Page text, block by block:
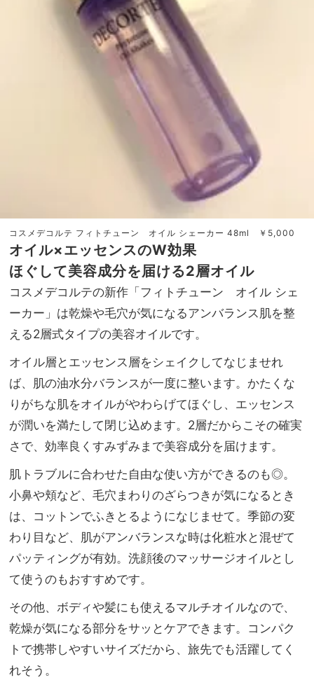
コスメデコルテ フィトチューン オイル シェーカー 48ml ￥5,000
オイル×エッセンスのW効果
ほぐして美容成分を届ける2層オイル
コスメデコルテの新作「フィトチューン オイル シェ
ーカー」は乾燥や毛穴が気になるアンバランス肌を整
える2層式タイプの美容オイルです。
オイル層とエッセンス層をシェイクしてなじませれ
ば、肌の油水分バランスが一度に整います。かたくな
りがちな肌をオイルがやわらげてほぐし、エッセンス
が潤いを満たして閉じ込めます。2層だからこその確実
さで、効率良くすみずみまで美容成分を届けます。
肌トラブルに合わせた自由な使い方ができるのも◎。
小鼻や頬など、毛穴まわりのざらつきが気になるとき
は、コットンでふきとるようになじませて。季節の変
わり目など、肌がアンバランスな時は化粧水と混ぜて
パッティングが有効。洗顔後のマッサージオイルとし
て使うのもおすすめです。
その他、ボディや髪にも使えるマルチオイルなので、
乾燥が気になる部分をサッとケアできます。コンパク
トで携帯しやすいサイズだから、旅先でも活躍してく
れそう。